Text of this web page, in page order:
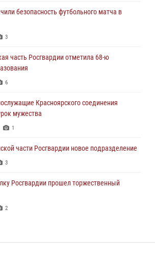
обеспечили общественный порядок во
заплыва в Дудинке
Росгвардии задержали подозреваемого
соединения Росгвардии
детей с тонкостями РХБ защиты
2
безопасность футбольного матча в
3
часть Росгвардии отметила 68-ю
6
Красноярского соединения
мужества
1
части Росгвардии новое подразделение
3
Росгвардии прошел торжественный
2